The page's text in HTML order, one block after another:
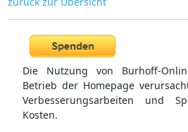
Die Nutzung von Burhoff-
Betrieb der Homepage
Verbesserungsarbeiten und
Kosten.